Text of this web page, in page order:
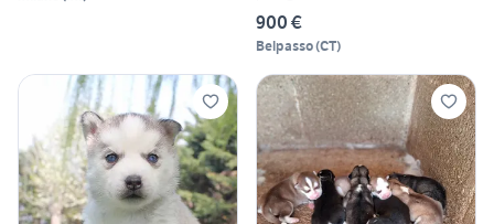
900 €
Belpasso(CT)